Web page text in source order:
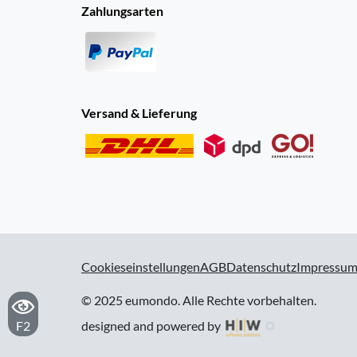
F2
Zahlungsarten
Versand & Lieferung
CookieseinstellungenAGBDatenschutzImpressum
© 2025 eumondo. Alle Rechte vorbehalten.
designed and powered by